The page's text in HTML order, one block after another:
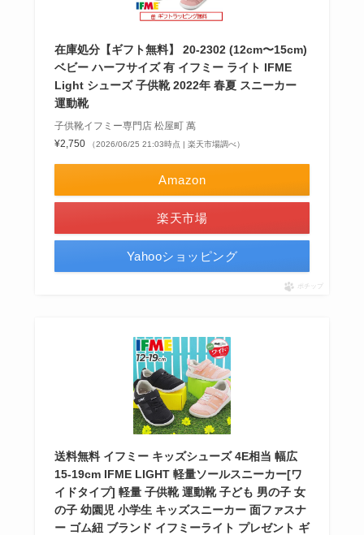
在庫処分【ギフト無料】 20-2302 (12cm〜15cm)
ベビー ハーフサイズ 有 イフミー ライト IFME
Light シューズ 子供靴 2022年 春夏 スニーカー
運動靴
子供靴イフミー専門店 松屋町 萬
¥2,750
（2026/06/25 21:03時点 | 楽天市場調べ）
Amazon
楽天市場
Yahooショッピング
ポチップ
送料無料 イフミー キッズシューズ 4E相当 幅広
15-19cm IFME LIGHT 軽量ソールスニーカー[ワ
イドタイプ] 軽量 子供靴 運動靴 子ども 男の子 女
の子 幼園児 小学生 キッズスニーカー 面ファスナ
ー ゴム紐 ブランド イフミーライト プレゼント ギ